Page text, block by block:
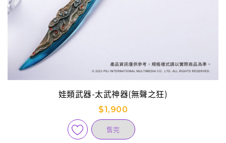
娃類武器-太武神器(無聲之狂)
$1,900
售完